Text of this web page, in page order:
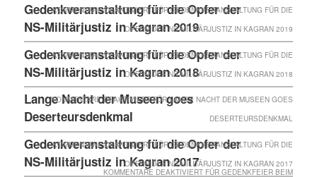
Gedenkveranstaltung für die Opfer der
NS-Militärjustiz in Kagran 2019
KOMMENTARE DEAKTIVIERTFÜR GEDENKVERANSTALTUNG FÜR DIE
OPFER DER NS-MILITÄRJUSTIZ IN KAGRAN 2019
Gedenkveranstaltung für die Opfer der
NS-Militärjustiz in Kagran 2018
KOMMENTARE DEAKTIVIERTFÜR GEDENKVERANSTALTUNG FÜR DIE
OPFER DER NS-MILITÄRJUSTIZ IN KAGRAN 2018
Lange Nacht der Museen goes
Deserteursdenkmal
KOMMENTARE DEAKTIVIERTFÜR LANGE NACHT DER MUSEEN GOES
DESERTEURSDENKMAL
Gedenkveranstaltung für die Opfer der
NS-Militärjustiz in Kagran 2017
KOMMENTARE DEAKTIVIERTFÜR GEDENKVERANSTALTUNG FÜR DIE
OPFER DER NS-MILITÄRJUSTIZ IN KAGRAN 2017
KOMMENTARE DEAKTIVIERTFÜR GEDENKFEIER BEIM